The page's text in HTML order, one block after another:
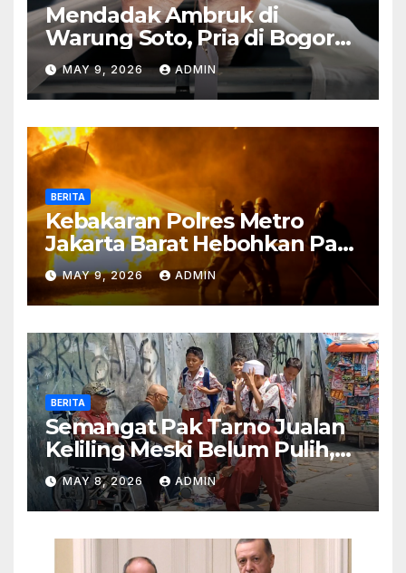
Mendadak Ambruk di
Warung Soto, Pria di Bogor
Meninggal Sebelum Makan
MAY 9, 2026 ADMIN
BERITA
Kebakaran Polres Metro
Jakarta Barat Hebohkan Pagi
Hari, Ini Fakta Terbarunya
MAY 9, 2026 ADMIN
BERITA
Semangat Pak Tarno Jualan
Keliling Meski Belum Pulih,
Tetap Menghibur dan Cari
Nafkah
MAY 8, 2026 ADMIN